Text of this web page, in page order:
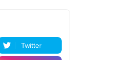
Twitter